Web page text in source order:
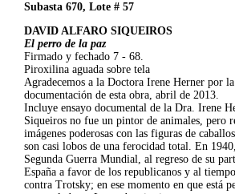
Subasta 670, Lote # 57
DAVID ALFARO SIQUEIROS
El perro de la paz
Firmado y fechado 7 - 68.
Piroxilina aguada sobre tela
Agradecemos a la Doctora Irene Herner por
documentación de esta obra, abril de 2013.
Incluye ensayo documental de la Dra. Irene
Siqueiros no fue un pintor de animales, pero
imágenes poderosas con las figuras de
son casi lobos de una ferocidad total. En
Segunda Guerra Mundial, al regreso de su
España a favor de los republicanos y al
contra Trotsky; en ese momento en que está